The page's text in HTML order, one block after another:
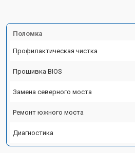
Поломка
Профилактическая чистка
Прошивка BIOS
Замена северного моста
Ремонт южного моста
Диагностика